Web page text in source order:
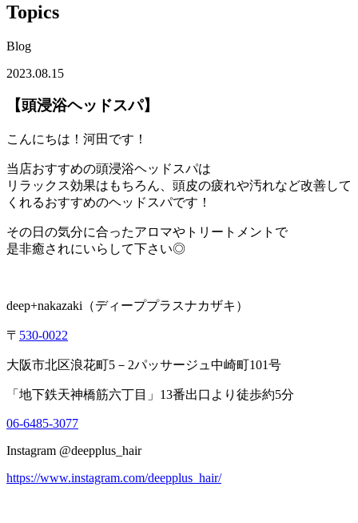
Topics
Blog
2023.08.15
【頭浸浴ヘッドスパ】
こんにちは！河田です！
当店おすすめの頭浸浴ヘッドスパは
リラックス効果はもちろん、頭皮の疲れや汚れなど改善して
くれるおすすめのヘッドスパです！
その日の気分に合ったアロマやトリートメントで
是非癒されにいらして下さい◎
deep+nakazaki （ディーププラスナカザキ）
〒 530-0022
大阪市北区浪花町5 － 2パッサージュ中崎町101号
「地下鉄天神橋筋六丁目」 13番出口より徒歩約5分
06-6485-3077
Instagram @deepplus_hair
https://www.instagram.com/deepplus_hair/